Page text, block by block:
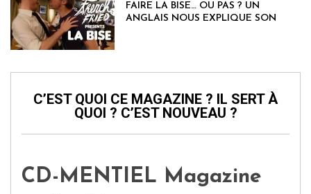
FAIRE LA BISE… OU PAS ? UN
ANGLAIS NOUS EXPLIQUE SON
C’EST QUOI CE MAGAZINE ? IL SERT À
QUOI ? C’EST NOUVEAU ?
CD-MENTIEL Magazine